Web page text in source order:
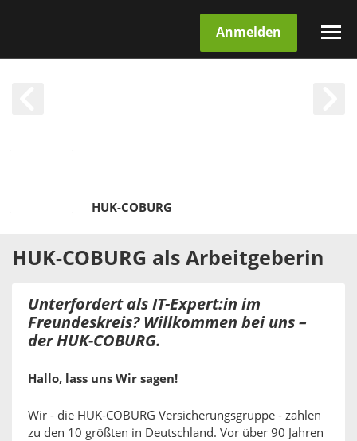
Anmelden
HUK-COBURG
HUK-COBURG als Arbeitgeberin
Unterfordert als IT-Expert:in im
Freundeskreis? Willkommen bei uns –
der HUK-COBURG.
Hallo, lass uns Wir sagen!
Wir - die HUK-COBURG Versicherungsgruppe - zählen
zu den 10 größten in Deutschland. Vor über 90 Jahren